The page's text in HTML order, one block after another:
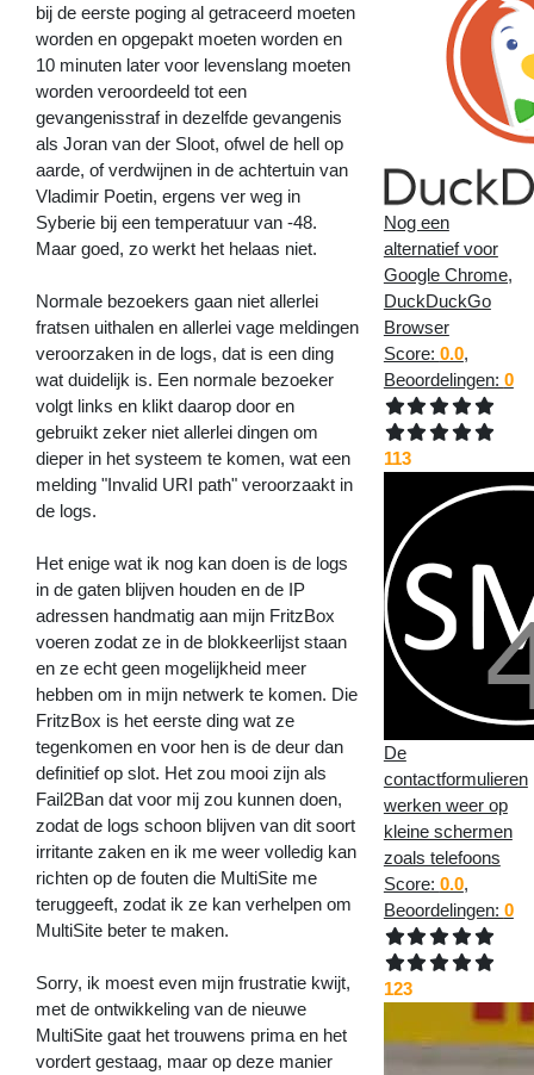
bij de eerste poging al getraceerd moeten
worden en opgepakt moeten worden en
10 minuten later voor levenslang moeten
worden veroordeeld tot een
gevangenisstraf in dezelfde gevangenis
als Joran van der Sloot, ofwel de hell op
aarde, of verdwijnen in de achtertuin van
Vladimir Poetin, ergens ver weg in
Syberie bij een temperatuur van -48.
Maar goed, zo werkt het helaas niet.
Normale bezoekers gaan niet allerlei
fratsen uithalen en allerlei vage meldingen
veroorzaken in de logs, dat is een ding
wat duidelijk is. Een normale bezoeker
volgt links en klikt daarop door en
gebruikt zeker niet allerlei dingen om
dieper in het systeem te komen, wat een
melding "Invalid URI path" veroorzaakt in
de logs.
Het enige wat ik nog kan doen is de logs
in de gaten blijven houden en de IP
adressen handmatig aan mijn FritzBox
voeren zodat ze in de blokkeerlijst staan
en ze echt geen mogelijkheid meer
hebben om in mijn netwerk te komen. Die
FritzBox is het eerste ding wat ze
tegenkomen en voor hen is de deur dan
definitief op slot. Het zou mooi zijn als
Fail2Ban dat voor mij zou kunnen doen,
zodat de logs schoon blijven van dit soort
irritante zaken en ik me weer volledig kan
richten op de fouten die MultiSite me
teruggeeft, zodat ik ze kan verhelpen om
MultiSite beter te maken.
Sorry, ik moest even mijn frustratie kwijt,
met de ontwikkeling van de nieuwe
MultiSite gaat het trouwens prima en het
vordert gestaag, maar op deze manier
Nog een
alternatief voor
Google Chrome,
DuckDuckGo
Browser
Score: 0.0,
Beoordelingen: 0
113
De
contactformulieren
werken weer op
kleine schermen
zoals telefoons
Score: 0.0,
Beoordelingen: 0
123